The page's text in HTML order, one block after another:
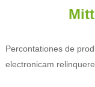
Percontationes de
electronicam